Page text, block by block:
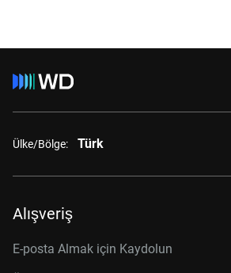
Ülke/Bölge: Türk
Alışveriş
E-posta Almak için Kaydolun